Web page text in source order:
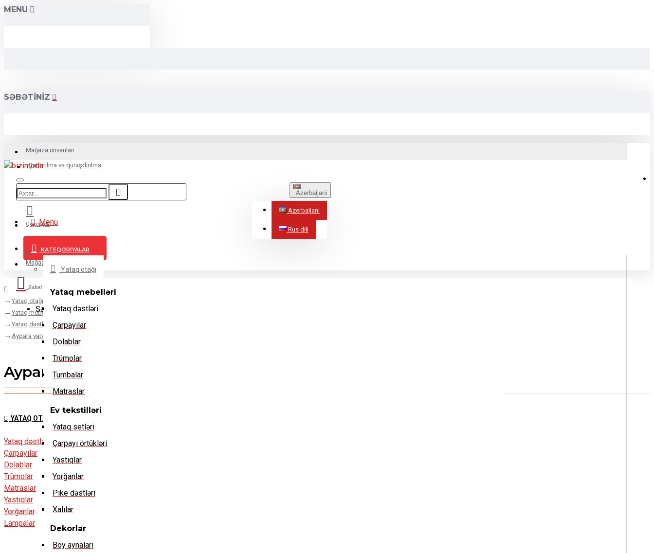
MENU
SƏBƏTINIZ
Mağaza ünvanları
Çatdırılma və quraşdırılma
Azerbaijani
Azerbaijani
Rus dili
Qeydiyyat
Daxil ol
Səbət
Səbətiniz boşdur!
Menu
KATEQORIYALAR
Yataq otağı
Yataq mebelləri
Yataq dəstləri
Çarpayılar
Dolablar
Trümolar
Tumbalar
Matraslar
Ev tekstilləri
Yataq setləri
Çarpayı örtükləri
Yastıqlar
Yorğanlar
Pike dəstləri
Xalılar
Dekorlar
Boy aynaları
Mağazalar
Yataq otağı
Yataq mebelləri
Yataq dəstləri
Aypara yataq dəsti
Aypara yataq dəsti
YATAQ OTAĞI
Yataq dəstləri
Çarpayılar
Dolablar
Trümolar
Matraslar
Yastıqlar
Yorğanlar
Lampalar